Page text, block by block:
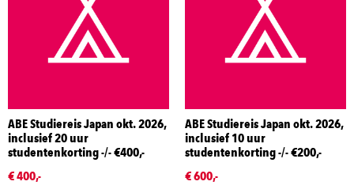
ABE Studiereis Japan okt. 2026,
inclusief 20 uur
studentenkorting -/- €400,-
€ 400,-
ABE Studiereis Japan okt. 2026,
inclusief 10 uur
studentenkorting -/- €200,-
€ 600,-